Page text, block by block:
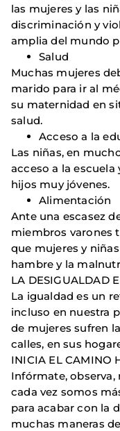
las mujeres y las
discriminación y
amplia del mundo
Salud
Muchas mujeres
marido para ir al
su maternidad en
salud.
Acceso a la
Las niñas, en
acceso a la escuela
hijos muy jóvenes.
Alimentación
Ante una escasez
miembros varones
que mujeres y
hambre y la
LA DESIGUALDAD
La igualdad es un
incluso en nuestra
de mujeres sufren
calles, en sus
INICIA EL CAMINO
Infórmate, observa,
cada vez somos
para acabar con la
muchas maneras